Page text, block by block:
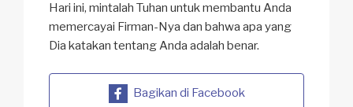
Hari ini, mintalah Tuhan untuk membantu Anda
memercayai Firman-Nya dan bahwa apa yang
Dia katakan tentang Anda adalah benar.
Bagikan di Facebook